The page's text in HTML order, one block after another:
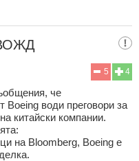
4
5
че
Boeing води преговори за
китайски компании.
на Bloomberg, Boeing е